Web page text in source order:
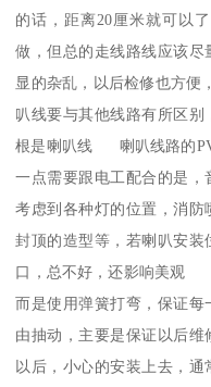
的话，距离20厘米就可以
做，但总的走线路线应该
显的杂乱，以后检修也方便
叭线要与其他线路有所区
根是喇叭线 喇叭线路的
一点需要跟电工配合的是
考虑到各种灯的位置，消防
封顶的造型等，若喇叭安
口，总不好，还影响美观
而是使用弹簧打弯，保证每
由抽动，主要是保证以后
以后，小心的安装上去，